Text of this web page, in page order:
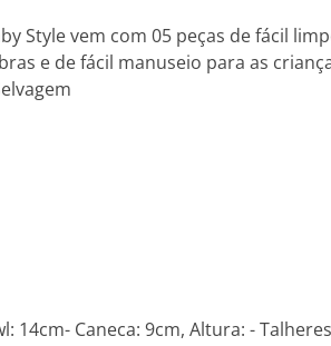
Style vem com 05 peças de fácil
e de fácil manuseio para as
Caneca: 9cm, Altura: -